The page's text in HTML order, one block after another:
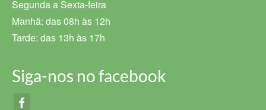
Segunda a Sexta-feira
Manhã: das 08h às 12h
Tarde: das 13h às 17h
Siga-nos no facebook